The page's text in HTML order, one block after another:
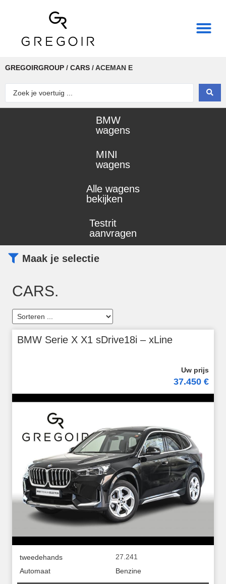
GREGOIRGROUP / CARS /ACEMAN E
BMW
wagens
MINI
wagens
Alle wagens
bekijken
Testrit
aanvragen
Maak je selectie
CARS.
BMW Serie X X1 sDrive18i – xLine
37.450 €
tweedehands
27.241
Automaat
Benzine